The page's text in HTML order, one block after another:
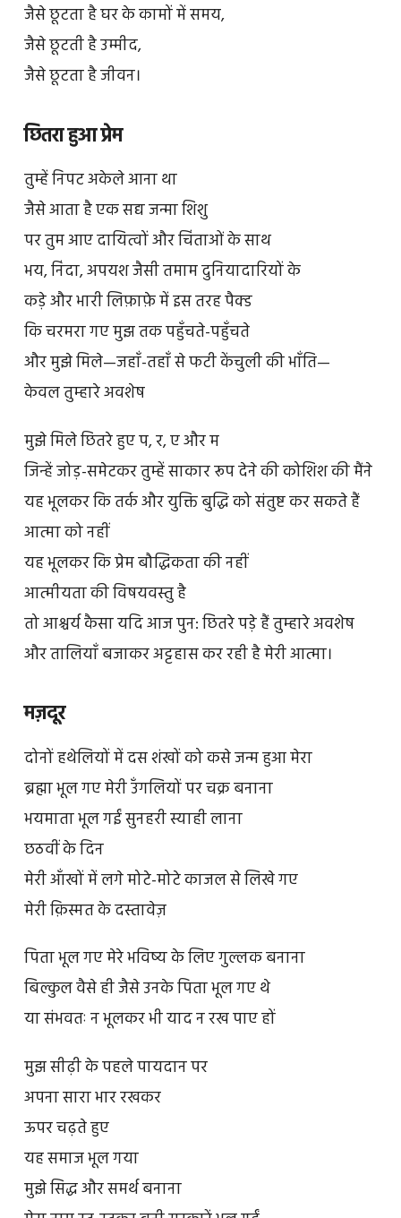
जैसे छूटता है घर के कामों में समय,
जैसे छूटती है उम्मीद,
जैसे छूटता है जीवन।
छितरा हुआ प्रेम
तुम्हें निपट अकेले आना था
जैसे आता है एक सद्य जन्मा शिशु
पर तुम आए दायित्वों और चिंताओं के साथ
भय, निंदा, अपयश जैसी तमाम दुनियादारियों के
कड़े और भारी लिफ़ाफ़े में इस तरह पैक्ड
कि चरमरा गए मुझ तक पहुँचते-पहुँचते
और मुझे मिले—जहाँ-तहाँ से फटी केंचुली की भाँति—
केवल तुम्हारे अवशेष
मुझे मिले छितरे हुए प, र, ए और म
जिन्हें जोड़-समेटकर तुम्हें साकार रूप देने की कोशिश की मैंने
यह भूलकर कि तर्क और युक्ति बुद्धि को संतुष्ट कर सकते हैं
आत्मा को नहीं
यह भूलकर कि प्रेम बौद्धिकता की नहीं
आत्मीयता की विषयवस्तु है
तो आश्चर्य कैसा यदि आज पुन: छितरे पड़े हैं तुम्हारे अवशेष
और तालियाँ बजाकर अट्टहास कर रही है मेरी आत्मा।
मज़दूर
दोनों हथेलियों में दस शंखों को कसे जन्म हुआ मेरा
ब्रह्मा भूल गए मेरी उँगलियों पर चक्र बनाना
भयमाता भूल गईं सुनहरी स्याही लाना
छठवीं के दिन
मेरी आँखों में लगे मोटे-मोटे काजल से लिखे गए
मेरी क़िस्मत के दस्तावेज़
पिता भूल गए मेरे भविष्य के लिए गुल्लक बनाना
बिल्कुल वैसे ही जैसे उनके पिता भूल गए थे
या संभवतः न भूलकर भी याद न रख पाए हों
मुझ सीढ़ी के पहले पायदान पर
अपना सारा भार रखकर
ऊपर चढ़ते हुए
यह समाज भूल गया
मुझे सिद्ध और समर्थ बनाना